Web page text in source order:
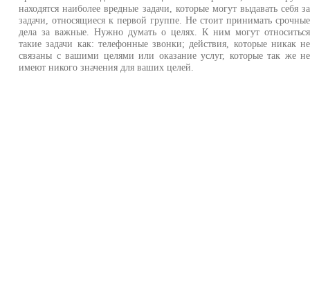
находятся наиболее вредные задачи, которые могут выдавать себя за
задачи, относящиеся к первой группе. Не стоит принимать срочные
дела за важные. Нужно думать о целях. К ним могут относиться
такие задачи как: телефонные звонки; действия, которые никак не
связаны с вашими целями или оказание услуг, которые так же не
имеют никого значения для ваших целей.